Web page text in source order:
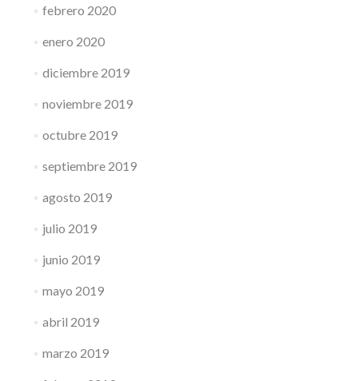
febrero 2020
enero 2020
diciembre 2019
noviembre 2019
octubre 2019
septiembre 2019
agosto 2019
julio 2019
junio 2019
mayo 2019
abril 2019
marzo 2019